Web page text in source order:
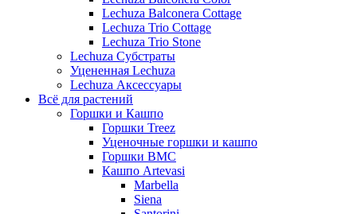
Lechuza Balconera Cottage
Lechuza Trio Cottage
Lechuza Trio Stone
Lechuza Субстраты
Уцененная Lechuza
Lechuza Аксессуары
Всё для растений
Горшки и Кашпо
Горшки Treez
Уценочные горшки и кашпо
Горшки BMC
Кашпо Artevasi
Marbella
Siena